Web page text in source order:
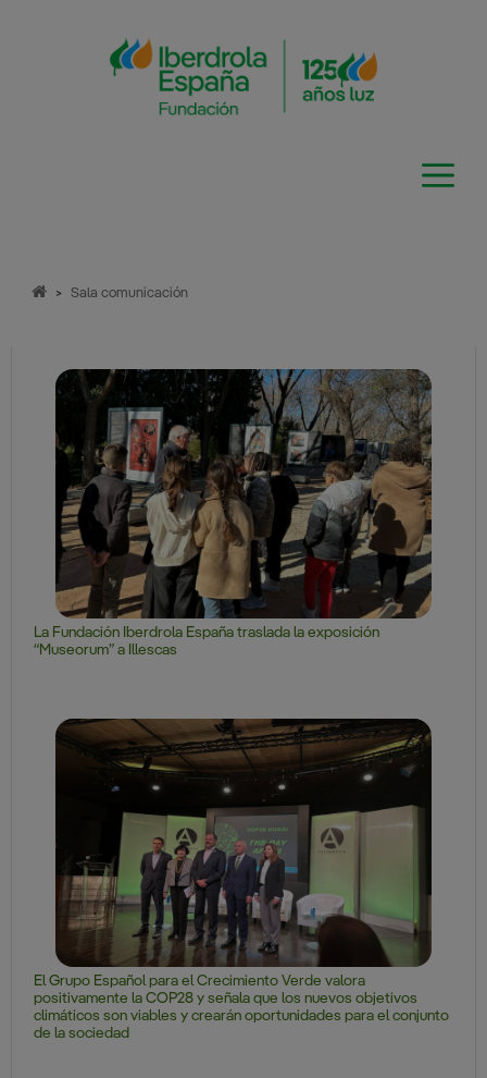
> Sala comunicación
La Fundación Iberdrola España traslada la exposición
“Museorum” a Illescas
El Grupo Español para el Crecimiento Verde valora
positivamente la COP28 y señala que los nuevos objetivos
climáticos son viables y crearán oportunidades para el conjunto
de la sociedad